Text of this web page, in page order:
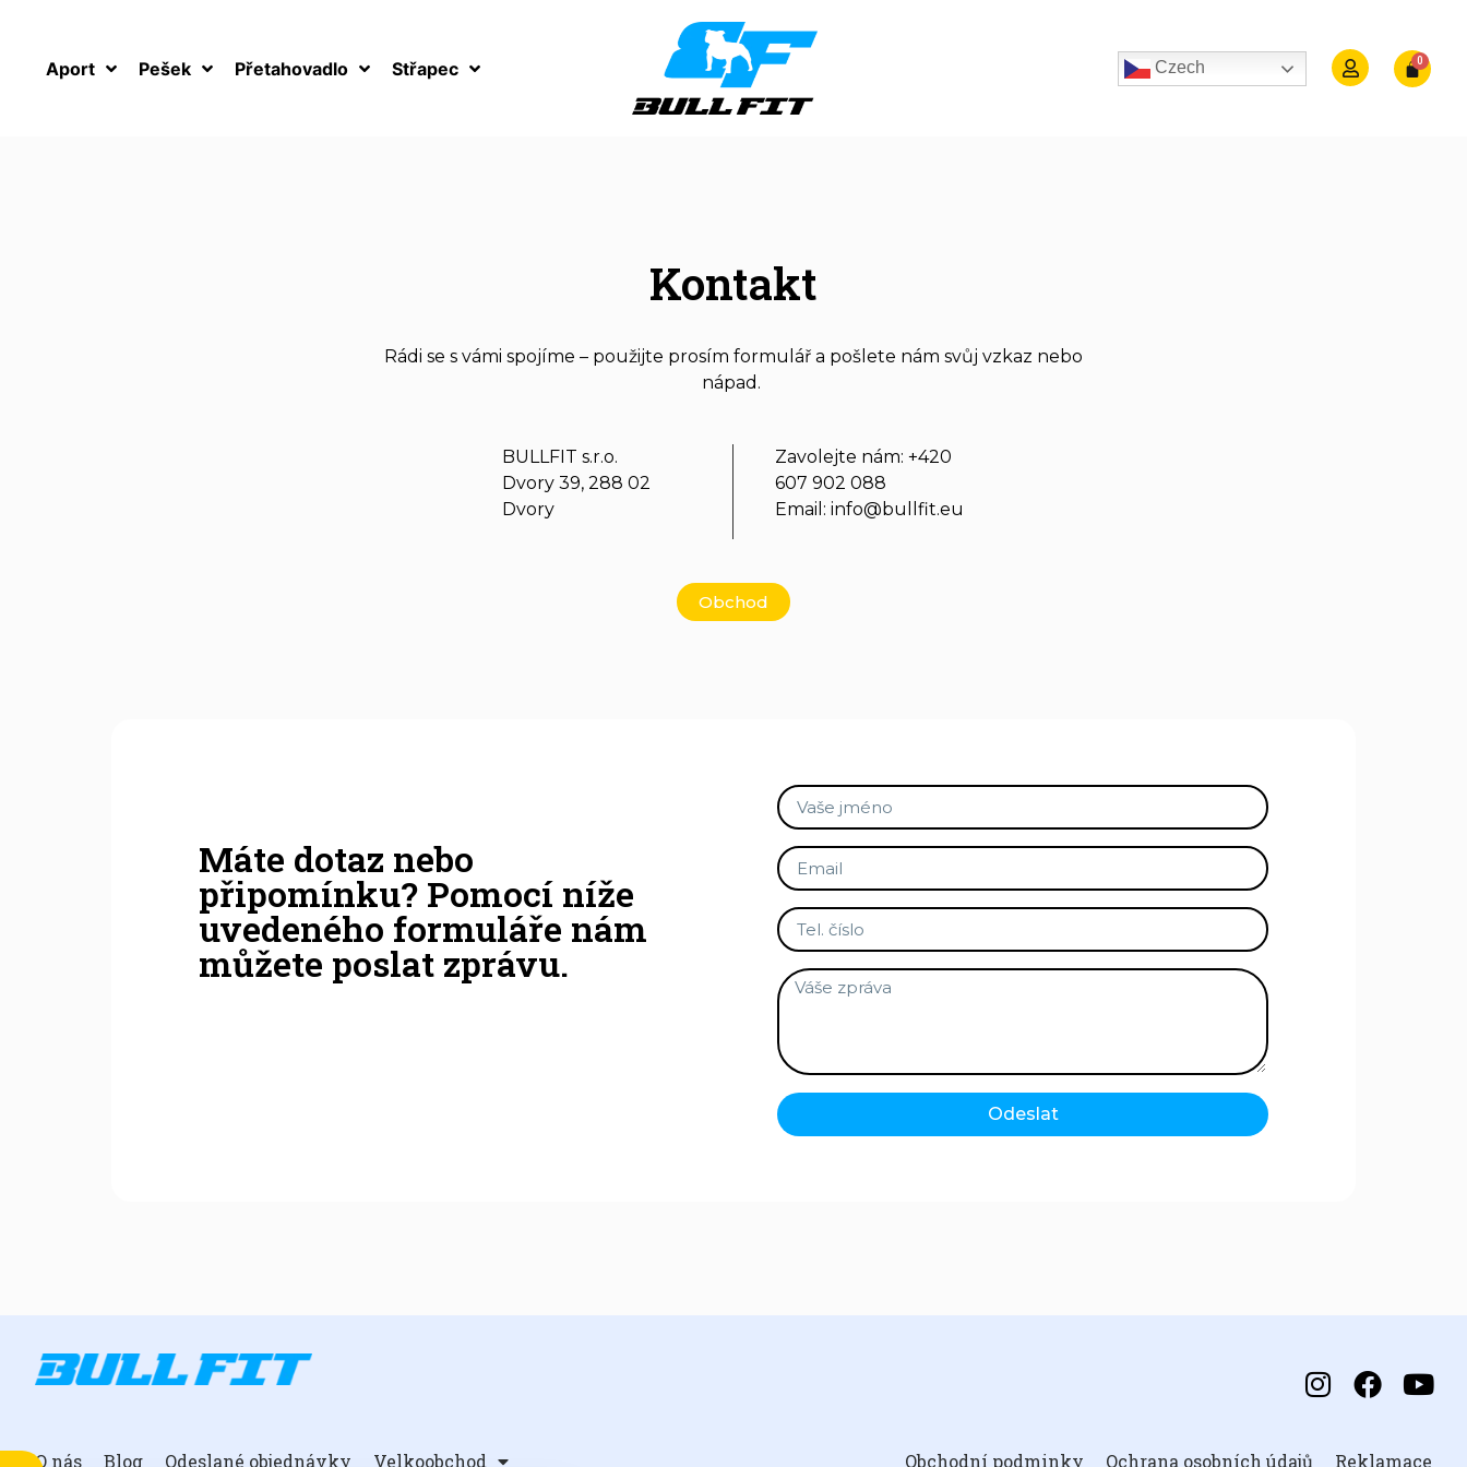
Aport Pešek Přetahovadlo Střapec Czech
Kontakt
Rádi se s vámi spojíme – použijte prosím formulář a pošlete nám svůj vzkaz nebo
nápad.
BULLFIT s.r.o.
Dvory 39, 288 02
Dvory
Zavolejte nám: +420
607 902 088
Email: info@bullfit.eu
Obchod
Máte dotaz nebo
připomínku? Pomocí níže
uvedeného formuláře nám
můžete poslat zprávu.
Odeslat
O nás Blog Odeslané objednávky Velkoobchod Obchodní podminky Ochrana osobních údajů Reklamace